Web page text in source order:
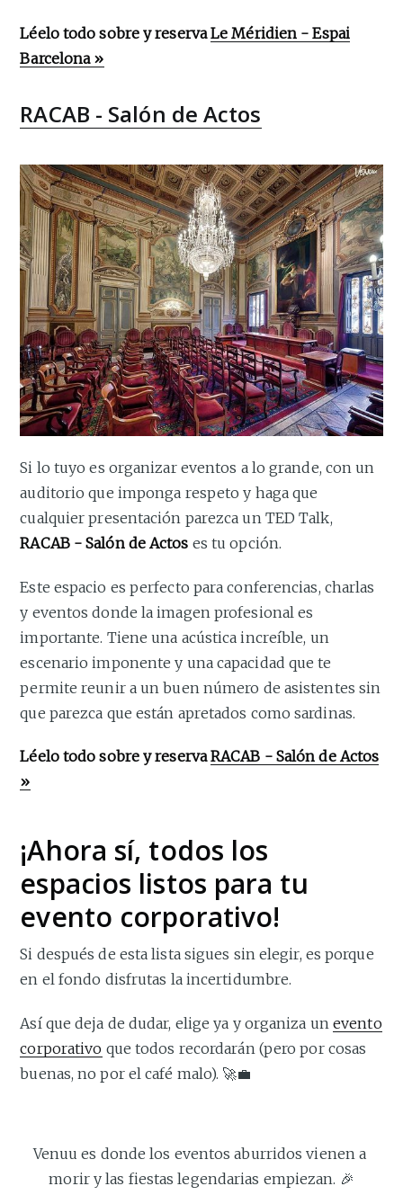
Léelo todo sobre y reservaLe Méridien - Espai
Barcelona »
RACAB - Salón de Actos
Si lo tuyo es organizar eventos a lo grande, con un
auditorio que imponga respeto y haga que
cualquier presentación parezca un TED Talk,
RACAB - Salón de Actos es tu opción.
Este espacio es perfecto para conferencias, charlas
y eventos donde la imagen profesional es
importante. Tiene una acústica increíble, un
escenario imponente y una capacidad que te
permite reunir a un buen número de asistentes sin
que parezca que están apretados como sardinas.
Léelo todo sobre y reservaRACAB - Salón de Actos
»
¡Ahora sí, todos los
espacios listos para tu
evento corporativo!
Si después de esta lista sigues sin elegir, es porque
en el fondo disfrutas la incertidumbre.
Así que deja de dudar, elige ya y organiza un evento
corporativo que todos recordarán (pero por cosas
buenas, no por el café malo). 🚀💼
Venuu es donde los eventos aburridos vienen a
morir y las fiestas legendarias empiezan. 🎉